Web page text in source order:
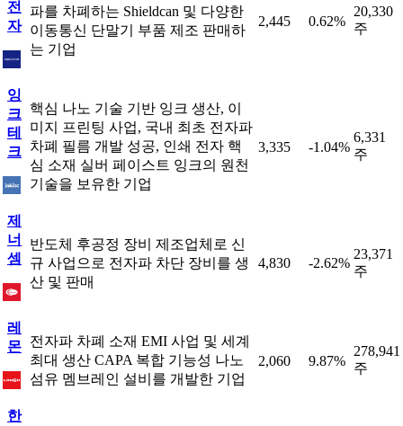
전
자
파를 차폐하는 Shieldcan 및 다양한
이동통신 단말기 부품 제조 판매하
는 기업
2,445 0.62%
20,330
주
잉
크
테
크
핵심 나노 기술 기반 잉크 생산, 이
미지 프린팅 사업, 국내 최초 전자파
차폐 필름 개발 성공, 인쇄 전자 핵
심 소재 실버 페이스트 잉크의 원천
기술을 보유한 기업
3,335 -1.04%
6,331
주
제
너
셈
반도체 후공정 장비 제조업체로 신
규 사업으로 전자파 차단 장비를 생
산 및 판매
4,830 -2.62%
23,371
주
레
몬 전자파 차폐 소재 EMI 사업 및 세계
최대 생산 CAPA 복합 기능성 나노
섬유 멤브레인 설비를 개발한 기업
2,060 9.87%
278,941
주
한